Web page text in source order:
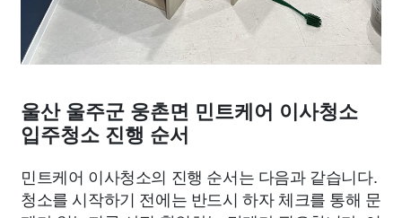
울산 울주군 웅촌면 민트케어 이사청소
입주청소 진행 순서
민트케어 이사청소의 진행 순서는 다음과 같습니다.
청소를 시작하기 전에는 반드시 하자 체크를 통해 문